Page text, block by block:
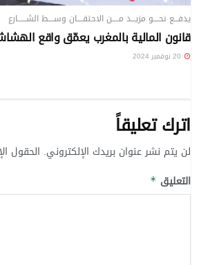
يدفـــع نحــــو مزيـــد مـــــن الاحتقــــان وســــط الشــــــارع
قانون المالية بالمغرب يعمّق واقع
اترك تعليقاً
لن يتم نشر عنوان بريدك الإلكتروني. الحقول
التعليق *